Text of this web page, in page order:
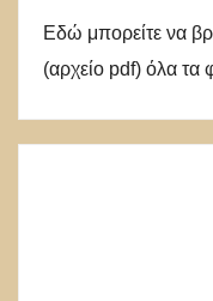
Εδώ μπορείτε να
(αρχείο pdf) όλα τα